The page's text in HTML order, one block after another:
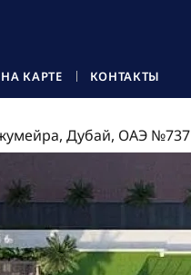
КАРТЕ КОНТАКТЫ
Дубай, ОАЭ №737